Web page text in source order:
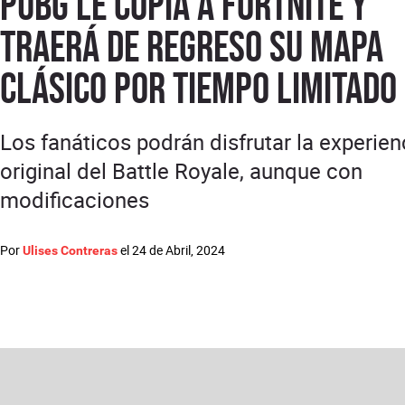
traerá de regreso su mapa
clásico por tiempo limitado
PorUlises Contrerasel24 de Abril, 2024
Los fanáticos podrán disfrutar la
original del Battle Royale, aunque con
modificaciones